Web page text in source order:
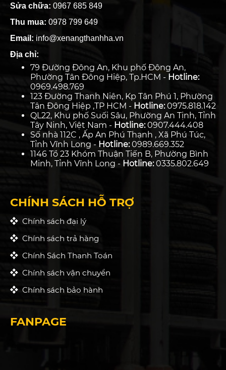
Sửa chữa: 0967 685 849
Thu mua: 0978 799 649
Email: info@xenangthanhha.vn
Địa chỉ:
79 Đường Đông An, Khu phố Đông An,
Phường Tân Đông Hiệp, Tp.HCM - Hotline:
0969.498.769
123 Đường Thanh Niên, Kp Tân Phú 1, Phường
Tân Đông Hiệp ,TP HCM - Hotline:0975.818.142
QL22, Khu phố Suối Sâu, Phường An Tịnh, Tỉnh
Tây Ninh, Việt Nam - Hotline:0907.444.408
Số nhà 112C , Ấp An Phú Thạnh , Xã Phú Túc,
Tỉnh Vĩnh Long - Hotline:0989.669.352
1146 Tổ 23 Khóm Thuận Tiến B, Phường Bình
Minh, Tỉnh Vĩnh Long - Hotline:0335.802.649
CHÍNH SÁCH HỖ TRỢ
Chính sách đại lý
Chính sách trả hàng
Chính Sách Thanh Toán
Chính sách vận chuyển
Chính sách bảo hành
FANPAGE